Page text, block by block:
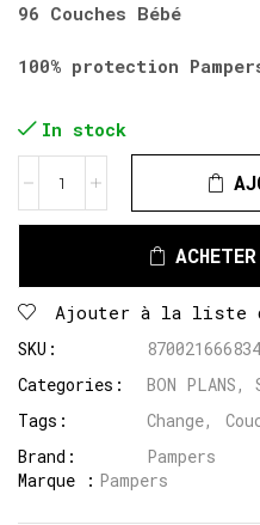
96 Couches Bébé
100% protection
In stock
Ajouter à la liste
SKU:
Categories:
BON PLANS,
Tags:
Change,
Brand:
Pampers
Marque : Pampers